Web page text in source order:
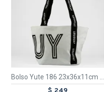
Bolso Yute 186 23x36x11cm UY